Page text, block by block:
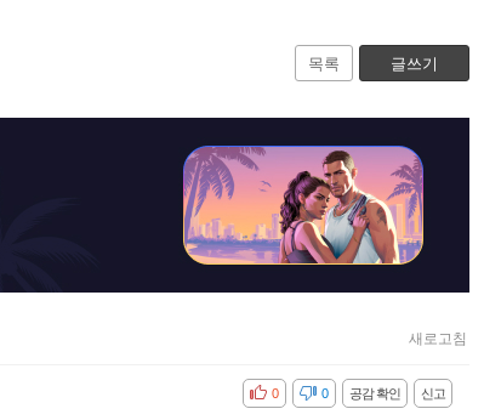
목록 글쓰기
새로고침
신고
공감 확인
비공감 0
0